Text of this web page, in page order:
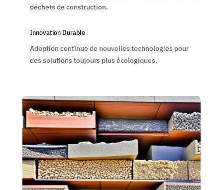
déchets de construction.
Innovation Durable
Adoption continue de nouvelles technologies pour
des solutions toujours plus écologiques.